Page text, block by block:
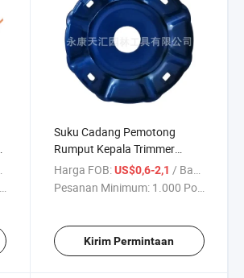
Suku Cadang Pemotong
Rumput Kepala Trimmer
Hitam Baja
Harga FOB: US$0,6-2,1 / Bagian
Pesanan Minimum: 1.000 Potong
Kirim Permintaan